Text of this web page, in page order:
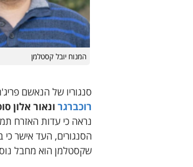
המנוח יובל קסטלמן
סנגוריו של הנאשם
רוכברגר ונאור אלון
נראה כי עדות האזרח
הסנגורים, העד אישר
שקסטלמן הוא מחבל